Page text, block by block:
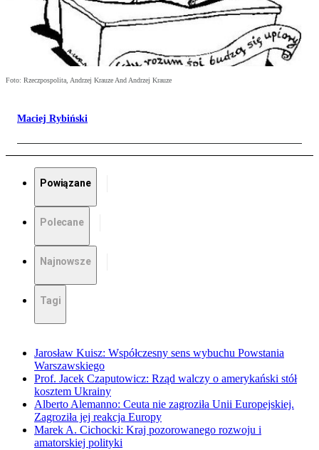
Foto: Rzeczpospolita, Andrzej Krauze And Andrzej Krauze
Maciej Rybiński
Powiązane
Polecane
Najnowsze
Tagi
Jarosław Kuisz: Współczesny sens wybuchu Powstania
Warszawskiego
Prof. Jacek Czaputowicz: Rząd walczy o amerykański stół
kosztem Ukrainy
Alberto Alemanno: Ceuta nie zagroziła Unii Europejskiej.
Zagroziła jej reakcja Europy
Marek A. Cichocki: Kraj pozorowanego rozwoju i
amatorskiej polityki